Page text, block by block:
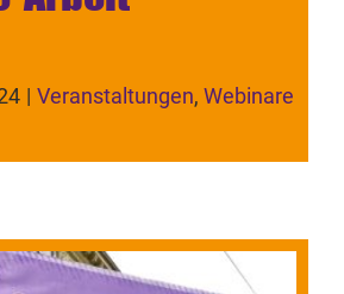
| Veranstaltungen, Webinare